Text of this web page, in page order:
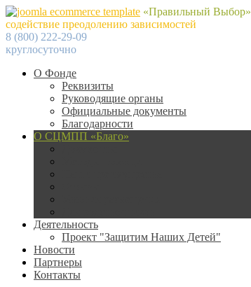
«Правильный Выбор»
содействие преодолению зависимостей
8 (800) 222-29-09
круглосуточно
О Фонде
Реквизиты
Руководящие органы
Официальные документы
Благодарности
О СЦМПП «Благо»
Деятельность
Проект "Защитим Наших Детей"
Новости
Партнеры
Контакты